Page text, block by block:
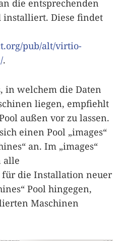
die entsprechenden
Diese findet
pub/alt/virtio-
.
in welchem die Daten
liegen, empfiehlt
außen vor zu lassen.
einen Pool „images“
an. Im „images“
alle
für die Installation neuer
Pool hingegen,
Maschinen